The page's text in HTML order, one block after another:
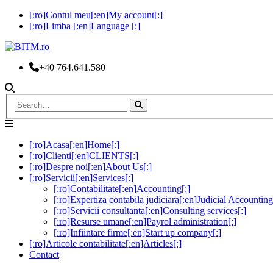
[:ro]Contul meu[:en]My account[:]
[:ro]Limba [:en]Language [:]
+40 764.641.580
[:ro]Acasa[:en]Home[:]
[:ro]Clienti[:en]CLIENTS[:]
[:ro]Despre noi[:en]About Us[:]
[:ro]Servicii[:en]Services[:]
[:ro]Contabilitate[:en]Accounting[:]
[:ro]Expertiza contabila judiciara[:en]Judicial
[:ro]Servicii consultanta[:en]Consulting services[:]
[:ro]Resurse umane[:en]Payrol administration[:]
[:ro]Infiintare firme[:en]Start up company[:]
[:ro]Articole contabilitate[:en]Articles[:]
Contact